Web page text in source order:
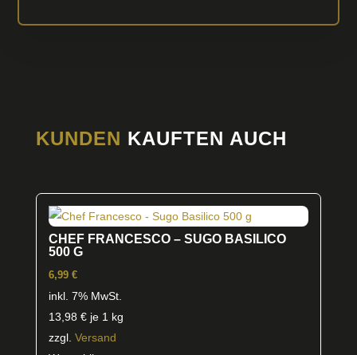
KUNDEN KAUFTEN AUCH
CHEF FRANCESCO – SUGO BASILICO
500 G
6,99 €
inkl. 7% MwSt.
13,98 €je 1 kg
zzgl. Versand